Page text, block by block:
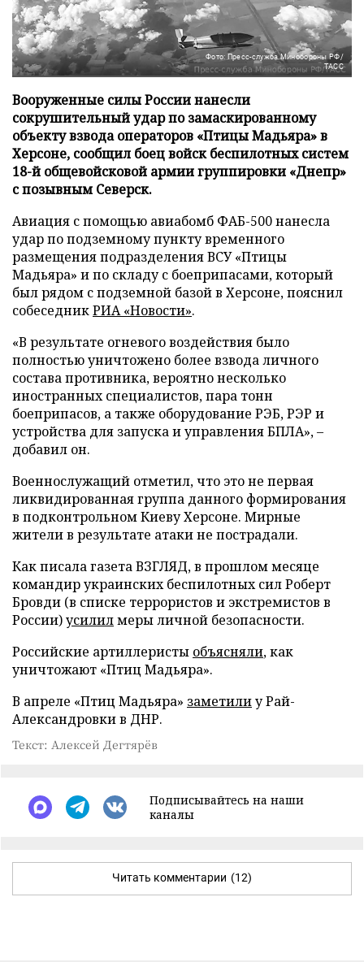
Фото: Пресс-служба Минобороны РФ/
ТАСС
Вооруженные силы России нанесли
сокрушительный удар по замаскированному
объекту взвода операторов «Птицы Мадьяра» в
Херсоне, сообщил боец войск беспилотных систем
18-й общевойсковой армии группировки «Днепр»
с позывным Северск.
Авиация с помощью авиабомб ФАБ-500 нанесла
удар по подземному пункту временного
размещения подразделения ВСУ «Птицы
Мадьяра» и по складу с боеприпасами, который
был рядом с подземной базой в Херсоне, пояснил
собеседникРИА «Новости».
«В результате огневого воздействия было
полностью уничтожено более взвода личного
состава противника, вероятно несколько
иностранных специалистов, пара тонн
боеприпасов, а также оборудование РЭБ, РЭР и
устройства для запуска и управления БПЛА», –
добавил он.
Военнослужащий отметил, что это не первая
ликвидированная группа данного формирования
в подконтрольном Киеву Херсоне. Мирные
жители в результате атаки не пострадали.
Как писала газета ВЗГЛЯД, в прошлом месяце
командир украинских беспилотных сил Роберт
Бровди (в списке террористов и экстремистов в
России)усилилмеры личной безопасности.
Российские артиллеристы объясняли, как
уничтожают «Птиц Мадьяра».
В апреле «Птиц Мадьяра» заметилиу Рай-
Александровки в ДНР.
Текст: Алексей Дегтярёв
Подписывайтесь на наши
каналы
Читать комментарии (12)